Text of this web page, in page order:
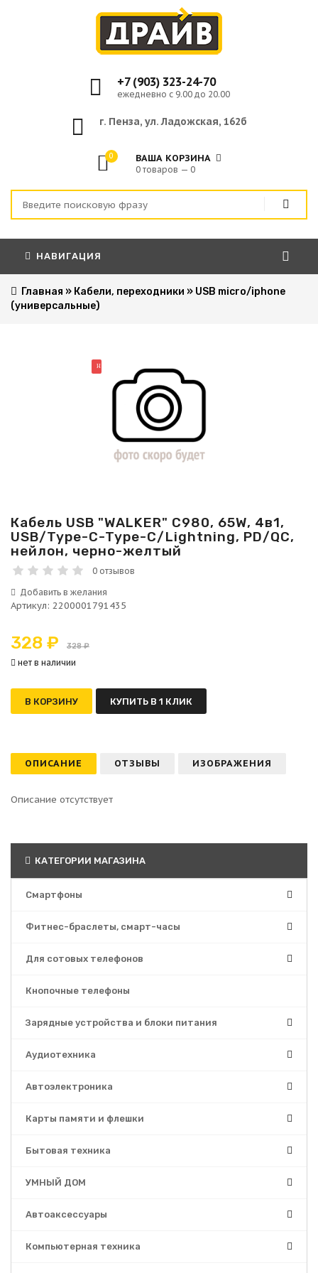
+7 (903) 323-24-70
ежедневно с 9.00 до 20.00
г. Пенза, ул. Ладожская, 162б
0 ВАША КОРЗИНА
0 товаров — 0
НАВИГАЦИЯ
Главная » Кабели, переходники » USB micro/iphone
(универсальные)
НОВИНКА
Кабель USB "WALKER" C980, 65W, 4в1,
USB/Type-C-Type-C/Lightning, PD/QC,
нейлон, черно-желтый
0 отзывов
Артикул: 2200001791435
328 ₽ 328 ₽
нет в наличии
В КОРЗИНУ КУПИТЬ В 1 КЛИК
ОПИСАНИЕ ОТЗЫВЫ ИЗОБРАЖЕНИЯ
Описание отсутствует
КАТЕГОРИИ МАГАЗИНА
Смартфоны
Фитнес-браслеты, смарт-часы
Для сотовых телефонов
Кнопочные телефоны
Зарядные устройства и блоки питания
Аудиотехника
Автоэлектроника
Карты памяти и флешки
Бытовая техника
УМНЫЙ ДОМ
Автоаксессуары
Компьютерная техника